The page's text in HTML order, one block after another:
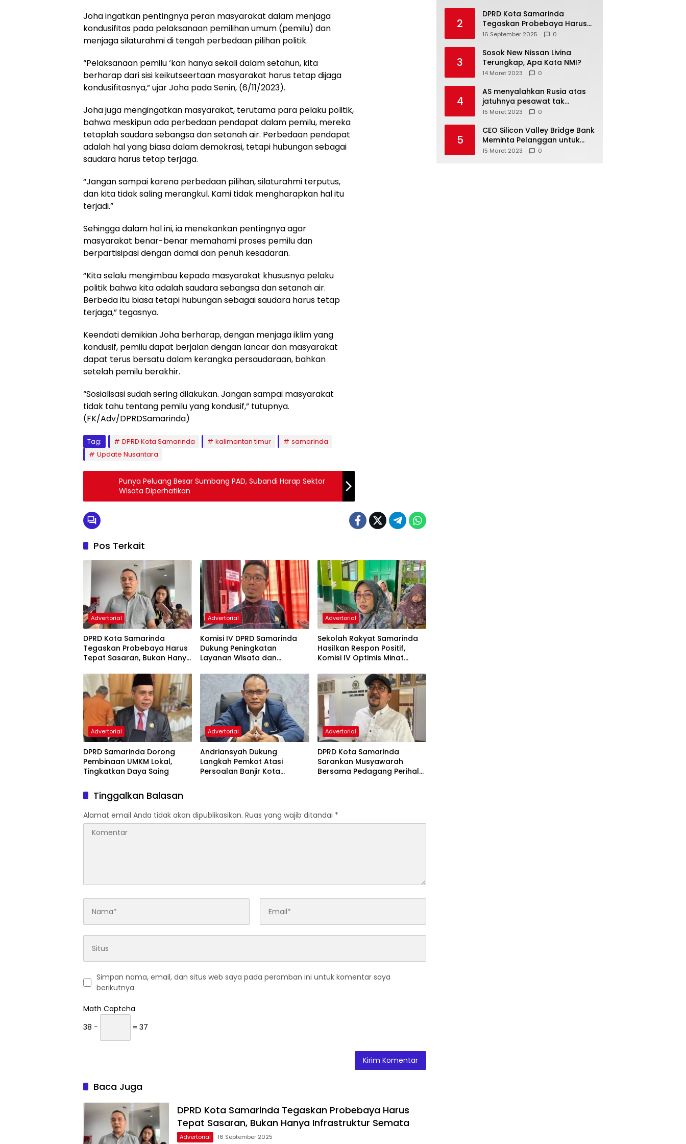
Joha ingatkan pentingnya peran masyarakat dalam menjaga
kondusifitas pada pelaksanaan pemilihan umum (pemilu) dan
menjaga silaturahmi di tengah perbedaan pilihan politik.
“Pelaksanaan pemilu ‘kan hanya sekali dalam setahun, kita
berharap dari sisi keikutseertaan masyarakat harus tetap dijaga
kondusifitasnya,” ujar Joha pada Senin, (6/11/2023).
Joha juga mengingatkan masyarakat, terutama para pelaku politik,
bahwa meskipun ada perbedaan pendapat dalam pemilu, mereka
tetaplah saudara sebangsa dan setanah air. Perbedaan pendapat
adalah hal yang biasa dalam demokrasi, tetapi hubungan sebagai
saudara harus tetap terjaga.
“Jangan sampai karena perbedaan pilihan, silaturahmi terputus,
dan kita tidak saling merangkul. Kami tidak mengharapkan hal itu
terjadi.”
Sehingga dalam hal ini, ia menekankan pentingnya agar
masyarakat benar-benar memahami proses pemilu dan
berpartisipasi dengan damai dan penuh kesadaran.
“Kita selalu mengimbau kepada masyarakat khususnya pelaku
politik bahwa kita adalah saudara sebangsa dan setanah air.
Berbeda itu biasa tetapi hubungan sebagai saudara harus tetap
terjaga,” tegasnya.
Keendati demikian Joha berharap, dengan menjaga iklim yang
kondusif, pemilu dapat berjalan dengan lancar dan masyarakat
dapat terus bersatu dalam kerangka persaudaraan, bahkan
setelah pemilu berakhir.
“Sosialisasi sudah sering dilakukan. Jangan sampai masyarakat
tidak tahu tentang pemilu yang kondusif,” tutupnya.
(FK/Adv/DPRDSamarinda)
Tag: DPRD Kota Samarinda kalimantan timur
samarinda
Update Nusantara
Punya Peluang Besar Sumbang PAD, Subandi Harap Sektor
Wisata Diperhatikan
Pos Terkait
Advertorial
DPRD Kota Samarinda
Tegaskan Probebaya Harus
Tepat Sasaran, Bukan Hanya
Advertorial
Komisi IV DPRD Samarinda
Dukung Peningkatan
Layanan Wisata dan
Advertorial
Sekolah Rakyat Samarinda
Hasilkan Respon Positif,
Komisi IV Optimis Minat
Advertorial
DPRD Samarinda Dorong
Pembinaan UMKM Lokal,
Tingkatkan Daya Saing
Advertorial
Andriansyah Dukung
Langkah Pemkot Atasi
Persoalan Banjir Kota
Advertorial
DPRD Kota Samarinda
Sarankan Musyawarah
Bersama Pedagang Perihal
Tinggalkan Balasan
Alamat email Anda tidak akan dipublikasikan. Ruas yang wajib ditandai *
Simpan nama, email, dan situs web saya pada peramban ini untuk komentar saya
berikutnya.
Math Captcha
38 −
= 37
Baca Juga
DPRD Kota Samarinda Tegaskan Probebaya Harus
Tepat Sasaran, Bukan Hanya Infrastruktur Semata
Advertorial 16 September 2025
2
DPRD Kota Samarinda
Tegaskan Probebaya Harus
Tepat Sasaran, Bukan Hanya
16 September 2025 0
3
Sosok New Nissan Livina
Terungkap, Apa Kata NMI?
14 Maret 2023 0
4
AS menyalahkan Rusia atas
jatuhnya pesawat tak
berawak di Laut Hitam,
15 Maret 2023 0
5
CEO Silicon Valley Bridge Bank
Meminta Pelanggan untuk
menyetor ulang dana Mereka
15 Maret 2023 0